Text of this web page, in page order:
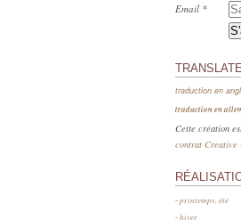
Email
TRANSLATE
traduction en
traduction en
Cette création
contrat Creative
-printemps, été
-hiver